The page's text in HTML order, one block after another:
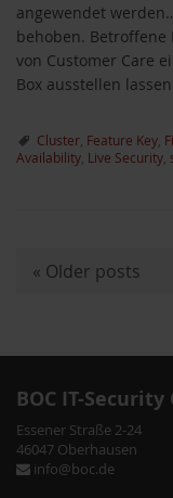
angewendet
behoben.
von Customer Care
Box ausstellen lassen.
Cluster Feature Key
Availability Live Security
s
t
N
a
« Older posts
BOC IT-Security
Essener Straße 2-24
46047 Oberhausen
info@boc.de